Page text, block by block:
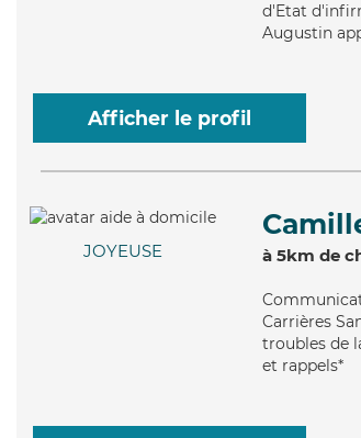
d'Etat
Augustin
Afficher le profil
JOYEUSE à 5km de
Carrières
troubles de
et rappels*